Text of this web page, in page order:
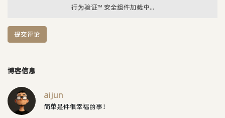
行为验证™ 安全组件加载中...
提交评论
博客信息
aijun
简单是件很幸福的事！